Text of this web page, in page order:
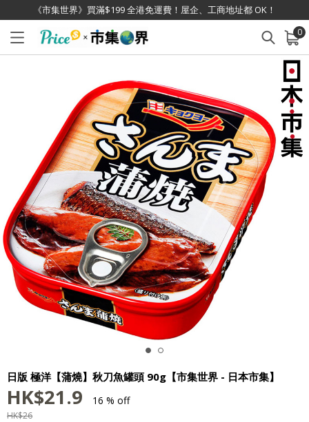
《市集世界》買滿$199 全港免運費！屋企、工商地址都 OK！
0
已加入購物車 查看
日版 極洋【蒲燒】秋刀魚罐頭 90g【市集世界 - 日本市集】
HK$21.9 16 % off
HK$26